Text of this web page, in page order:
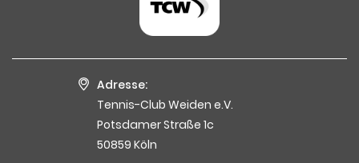
Adresse:
Tennis-Club Weiden e.V.
Potsdamer Straße 1c
50859 Köln